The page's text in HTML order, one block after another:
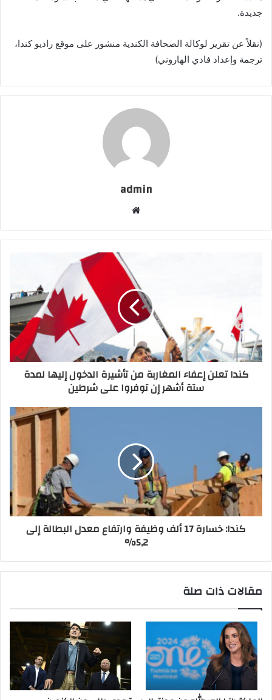
جديدة.
(نقلاً عن تقرير لوكالة الصحافة الكندية منشور على موقع راديو كندا،
ترجمة وإعداد فادي الهاروني)
admin
كندا تعلن إعفاء المغاربة من تأشيرة الدخول إليها لمدة
ستة أشهر إن توفروا على شرطين
كندا: خسارة 17 ألف وظيفة وارتفاع معدل البطالة إلى
5,2%
مقالات ذات صلة